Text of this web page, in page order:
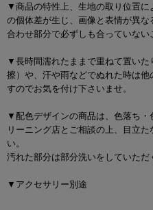
▼商品の特性上、生地の取り位置
の個体差が生じ、画像と表情が異
合わせ部分で必ずしも合っていない
▼長時間濡れたままで重ねて置い
擦）や、汗や雨などでぬれた時は
すのでお気を付け下さいませ。
▼配色デザインの商品は、色落ち・
リーニング店とご相談の上、目立
い。
汚れた部分は部分洗いをしていただ
▼アクセサリー別途